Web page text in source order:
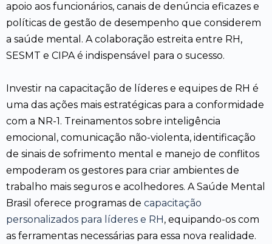
apoio aos funcionários, canais de denúncia eficazes e
políticas de gestão de desempenho que considerem
a saúde mental. A colaboração estreita entre RH,
SESMT e CIPA é indispensável para o sucesso.
Investir na capacitação de líderes e equipes de RH é
uma das ações mais estratégicas para a conformidade
com a NR-1. Treinamentos sobre inteligência
emocional, comunicação não-violenta, identificação
de sinais de sofrimento mental e manejo de conflitos
empoderam os gestores para criar ambientes de
trabalho mais seguros e acolhedores. A Saúde Mental
Brasil oferece programas de capacitação
personalizados para líderes e RH, equipando-os com
as ferramentas necessárias para essa nova realidade.